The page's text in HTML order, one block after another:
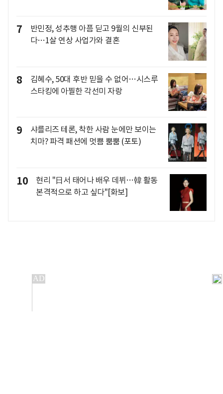
7
반민정, 성추행 아픔 딛고 9월의 신부된
다…1살 연상 사업가와 결혼
8
김혜수, 50대 후반 믿을 수 없어…시스루
스타킹에 아찔한 각선미 자랑
9
샤를리즈 테론, 착한 사람 눈에만 보이는
치마? 파격 패션에 멋쁨 뿜뿜 (포토)
10
현리 "日서 태어나 배우 데뷔…韓 활동
본격적으로 하고 싶다"[화보]